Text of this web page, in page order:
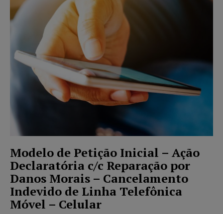
Modelo de Petição Inicial – Ação
Declaratória c/c Reparação por
Danos Morais – Cancelamento
Indevido de Linha Telefônica
Móvel – Celular